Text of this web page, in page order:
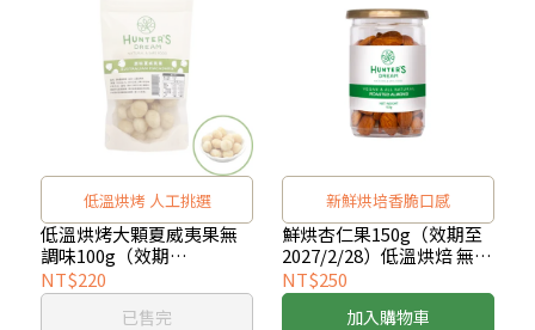
低溫烘烤 人工挑選
低溫烘烤大顆夏威夷果無
調味100g（效期
2026/11/28）低溫烘焙 無
添加堅果
NT$220
已售完
新鮮烘培香脆口感
鮮烘杏仁果150g（效期至
2027/2/28）低溫烘焙 無添
加堅果
NT$250
加入購物車